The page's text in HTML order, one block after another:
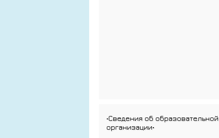
•Сведения об образовательной
организации•